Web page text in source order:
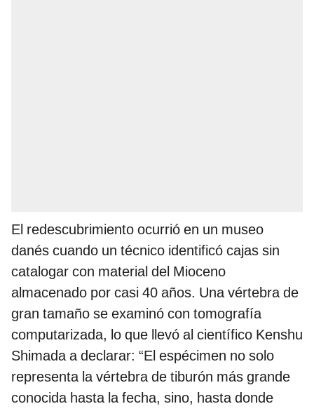
El redescubrimiento ocurrió en un museo
danés cuando un técnico identificó cajas sin
catalogar con material del Mioceno
almacenado por casi 40 años. Una vértebra de
gran tamaño se examinó con tomografía
computarizada, lo que llevó al científico Kenshu
Shimada a declarar: “El espécimen no solo
representa la vértebra de tiburón más grande
conocida hasta la fecha, sino, hasta donde